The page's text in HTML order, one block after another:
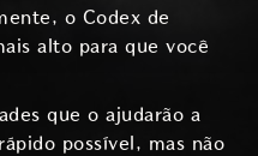
o Codex de
alto para que você
que o ajudarão a
possível, mas não